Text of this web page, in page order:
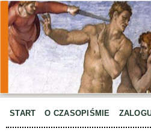
START O CZASOPIŚMIE